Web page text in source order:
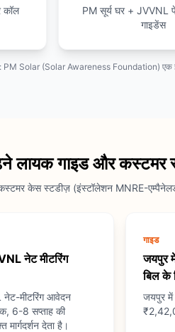
कॉल
PM सूर्य घर + JVVNL
गाइडेंस
PM Solar (Solar Awareness Foundation) एक
लायक गाइड और कस्टमर
केस स्टडीज़ (इंस्टॉलेशन MNRE-
नेट मीटरिंग
मीटरिंग आवेदन
6-8 सप्ताह की
देता है।
गाइड
जयपुर
बिल के
जयपुर में